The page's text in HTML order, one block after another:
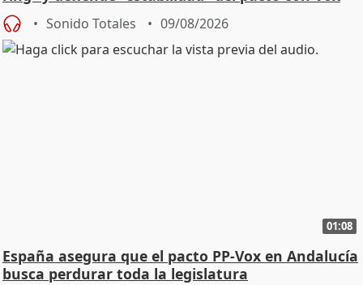
Sonido Totales 09/08/2026
01:08
España asegura que el pacto PP-Vox en Andalucía
busca perdurar toda la legislatura